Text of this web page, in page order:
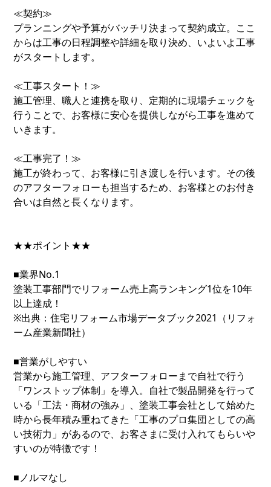
≪契約≫
プランニングや予算がバッチリ決まって契約成立。ここ
からは工事の日程調整や詳細を取り決め、いよいよ工事
がスタートします。
≪工事スタート！≫
施工管理、職人と連携を取り、定期的に現場チェックを
行うことで、お客様に安心を提供しながら工事を進めて
いきます。
≪工事完了！≫
施工が終わって、お客様に引き渡しを行います。その後
のアフターフォローも担当するため、お客様とのお付き
合いは自然と長くなります。
★★ポイント★★
■業界No.1
塗装工事部門でリフォーム売上高ランキング1位を10年
以上達成！
※出典：住宅リフォーム市場データブック2021（リフォ
ーム産業新聞社）
■営業がしやすい
営業から施工管理、アフターフォローまで自社で行う
「ワンストップ体制」を導入。自社で製品開発を行って
いる「工法・商材の強み」、塗装工事会社として始めた
時から長年積み重ねてきた「工事のプロ集団としての高
い技術力」があるので、お客さまに受け入れてもらいや
すいのが特徴です！
■ノルマなし